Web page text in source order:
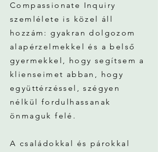
Compassionate Inquiry
szemlélete is közel áll
hozzám: gyakran dolgozom
alapérzelmekkel és a belső
gyermekkel, hogy segítsem a
klienseimet abban, hogy
együttérzéssel, szégyen
nélkül fordulhassanak
önmaguk felé.
A családokkal és párokkal